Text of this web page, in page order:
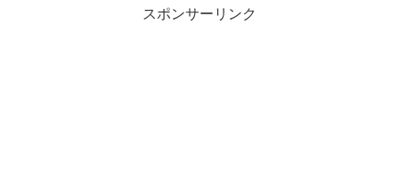
スポンサーリンク